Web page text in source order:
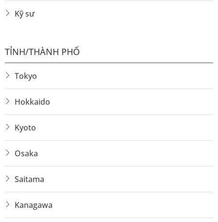
Kỹ sư
TỈNH/THÀNH PHỐ
Tokyo
Hokkaido
Kyoto
Osaka
Saitama
Kanagawa